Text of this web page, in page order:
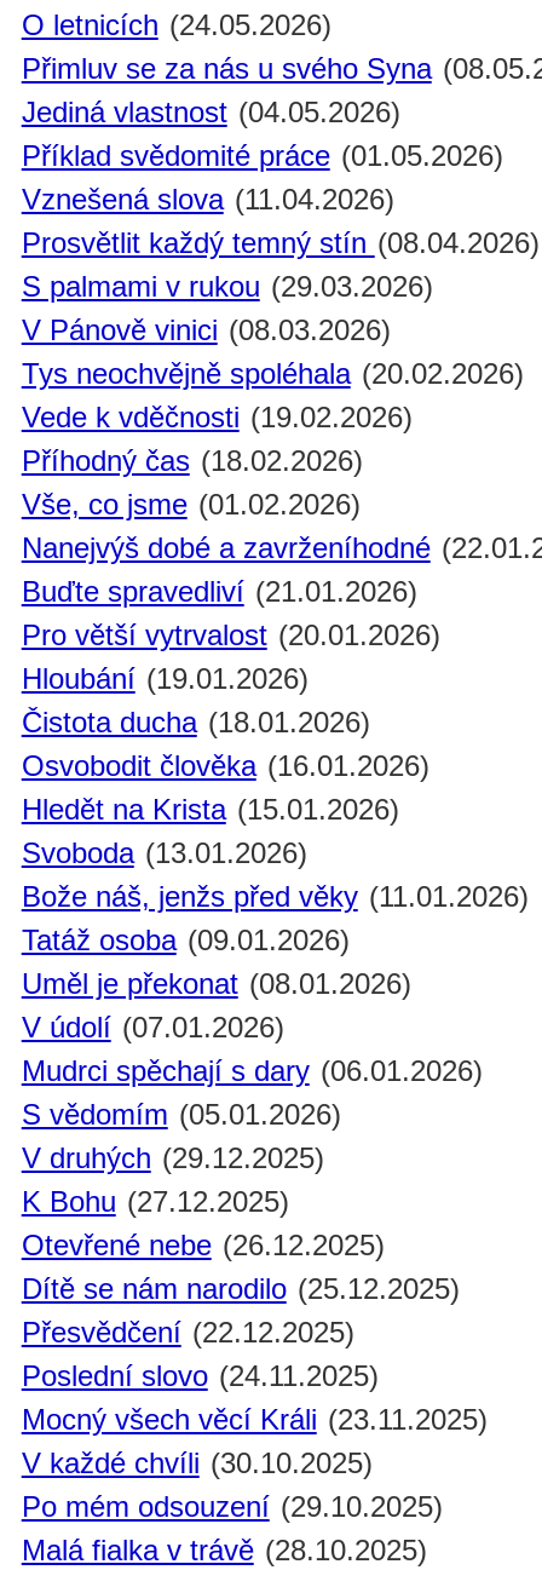
O letnicích (24.05.2026)
Přimluv se za nás u svého Syna
Jediná vlastnost (04.05.2026)
Příklad svědomité práce (01.05.2026)
Vznešená slova (11.04.2026)
Prosvětlit každý temný stín (08.04.2026)
S palmami v rukou (29.03.2026)
V Pánově vinici (08.03.2026)
Tys neochvějně spoléhala (20.02.2026)
Vede k vděčnosti (19.02.2026)
Příhodný čas (18.02.2026)
Vše, co jsme (01.02.2026)
Nanejvýš dobé a zavrženíhodné
Buďte spravedliví (21.01.2026)
Pro větší vytrvalost (20.01.2026)
Hloubání (19.01.2026)
Čistota ducha (18.01.2026)
Osvobodit člověka (16.01.2026)
Hledět na Krista (15.01.2026)
Svoboda (13.01.2026)
Bože náš, jenžs před věky (11.01.2026)
Tatáž osoba (09.01.2026)
Uměl je překonat (08.01.2026)
V údolí (07.01.2026)
Mudrci spěchají s dary (06.01.2026)
S vědomím (05.01.2026)
V druhých (29.12.2025)
K Bohu (27.12.2025)
Otevřené nebe (26.12.2025)
Dítě se nám narodilo (25.12.2025)
Přesvědčení (22.12.2025)
Poslední slovo (24.11.2025)
Mocný všech věcí Králi (23.11.2025)
V každé chvíli (30.10.2025)
Po mém odsouzení (29.10.2025)
Malá fialka v trávě (28.10.2025)